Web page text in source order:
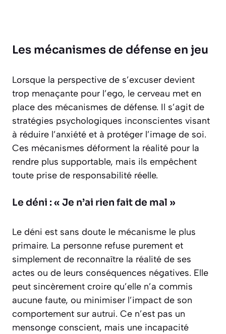
Les mécanismes de défense en jeu
Lorsque la perspective de s’excuser devient
trop menaçante pour l’ego, le cerveau met en
place des mécanismes de défense. Il s’agit de
stratégies psychologiques inconscientes visant
à réduire l’anxiété et à protéger l’image de soi.
Ces mécanismes déforment la réalité pour la
rendre plus supportable, mais ils empêchent
toute prise de responsabilité réelle.
Le déni : « Je n’ai rien fait de mal »
Le déni est sans doute le mécanisme le plus
primaire. La personne refuse purement et
simplement de reconnaître la réalité de ses
actes ou de leurs conséquences négatives. Elle
peut sincèrement croire qu’elle n’a commis
aucune faute, ou minimiser l’impact de son
comportement sur autrui. Ce n’est pas un
mensonge conscient, mais une incapacité